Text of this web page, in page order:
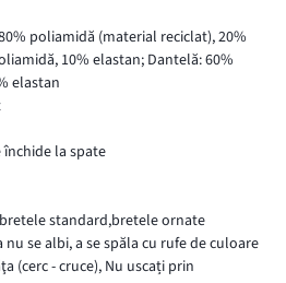
poliamidă (material reciclat), 20%
10% elastan; Dantelă: 60%
elastan
închide la spate
standard,bretele ornate
se albi, a se spăla cu rufe de culoare
(cerc - cruce), Nu uscați prin